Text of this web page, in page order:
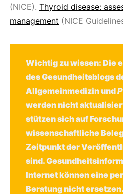
(NICE). Thyroid disease:
management (NICE
Wichtig zu wissen: Die
des Gesundheitsblogs
Allgemeinmedizin und
werden nicht
stützen sich auf
wissenschaftliche
Zeitpunkt der
sind.
Internet können eine
Beratung nicht